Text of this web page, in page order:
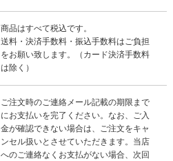
商品はすべて税込です。
送料・決済手数料・振込手数料はご負担
をお願い致します。（カード決済手数料
は除く）
ご注文時のご連絡メール記載の期限まで
にお支払いを完了ください。なお、ご入
金が確認できない場合は、ご注文をキャ
ンセル扱いとさせていただきます。当店
へのご連絡なくお支払がない場合、次回